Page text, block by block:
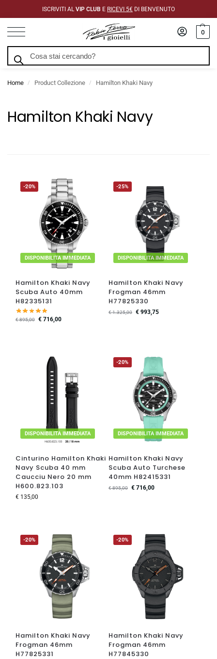
ISCRIVITI AL VIP CLUB E RICEVI 5€ DI BENVENUTO
0
Home / Product Collezione / Hamilton Khaki Navy
Hamilton Khaki Navy
-20%
DISPONIBILITA IMMEDIATA
Hamilton Khaki Navy
Scuba Auto 40mm
H82335131
€895,00 €716,00
-25%
DISPONIBILITA IMMEDIATA
Hamilton Khaki Navy
Frogman 46mm
H77825330
€1.325,00 € 993,75
DISPONIBILITA IMMEDIATA
Cinturino Hamilton Khaki
Navy Scuba 40 mm
Caucciu Nero 20 mm
H600.823.103
€135,00
-20%
DISPONIBILITA IMMEDIATA
Hamilton Khaki Navy
Scuba Auto Turchese
40mm H82415331
€895,00 € 716,00
-20%
Hamilton Khaki Navy
Frogman 46mm
H77825331
-20%
Hamilton Khaki Navy
Frogman 46mm
H77845330